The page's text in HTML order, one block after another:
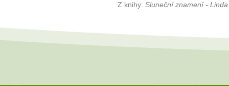
Z knihy: Sluneční znamení -